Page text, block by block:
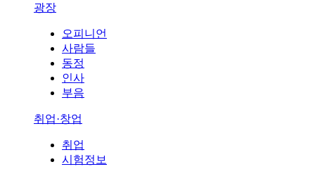
광장
오피니언
사람들
동정
인사
부음
취업·창업
취업
시험정보